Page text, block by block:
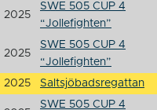
2025
SWE 505 CUP 4
“Jollefighten”
2025
SWE 505 CUP 4
“Jollefighten”
2025 Saltsjöbadsregattan
SWE 505 CUP 4